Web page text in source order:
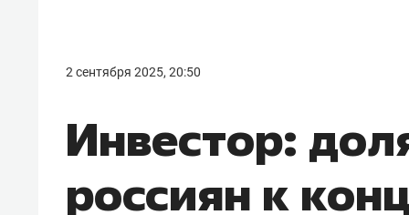
2 сентября 2025, 20:50
Инвестор:
россиян к
правил, бизнес может
потерять минимум